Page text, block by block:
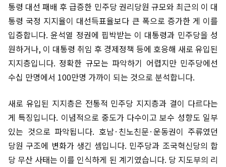
통령 대선 패배 후 급증한 민주당 권리당원 규모와 최근의 이 대
통령 국정 지지율이 대선득표율보다 큰 폭으로 증가한 게 이를
입증합니다. 윤석열 정권에 핍박받는 이 대통령과 민주당을 성
원하거나, 이 대통령 취임 후 경제정책 등에 호응해 새로 유입된
지지층입니다. 정확한 규모는 파악하기 어렵지만 민주당에선
수십 만명에서 100만명 가까이 되는 것으로 분석합니다.
새로 유입된 지지층은 전통적 민주당 지지층과 결이 다르다는
게 특징입니다. 이념적으로 중도가 다수이고 보수 성향도 일부
있는 것으로 파악됩니다. 호남·친노친문·운동권이 주류였던
당원 구조에 변화가 생긴 셈입니다. 민주당과 조국혁신당의 합
당 무산 사태는 이를 인식하게 된 계기였습니다. 당 지도부의 리